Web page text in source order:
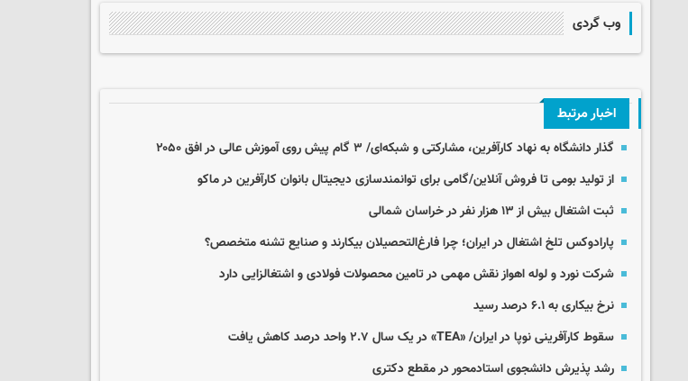
وب گردی
اخبار مرتبط
گذار دانشگاه‌ به نهاد کارآفرین، مشارکتی و شبکه‌ای/ ۳ گام پیش روی آموزش عالی در افق ۲۰۵۰
از تولید بومی تا فروش آنلاین/گامی برای توانمندسازی دیجیتال بانوان کارآفرین در ماکو
ثبت اشتغال بیش از ۱۳ هزار نفر در خراسان شمالی
پارادوکس تلخ اشتغال در ایران؛ چرا فارغ‌التحصیلان بیکارند و صنایع تشنه متخصص؟
شرکت نورد و لوله اهواز نقش مهمی در تامین محصولات فولادی و اشتغالزایی دارد
نرخ بیکاری به ۶.۱ درصد رسید
سقوط کارآفرینی نوپا در ایران/ «TEA» در یک سال ۲.۷ واحد درصد کاهش یافت
رشد پذیرش دانشجوی استادمحور در مقطع دکتری